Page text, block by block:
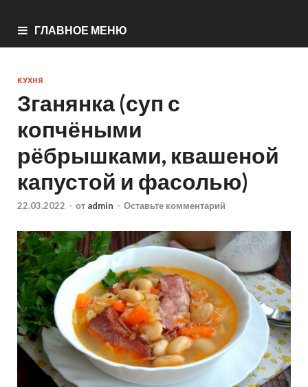
ГЛАВНОЕ МЕНЮ
КУХНЯ
Зганянка (суп с
копчёными
рёбрышками, квашеной
капустой и фасолью)
22.03.2022 - от admin - Оставьте комментарий